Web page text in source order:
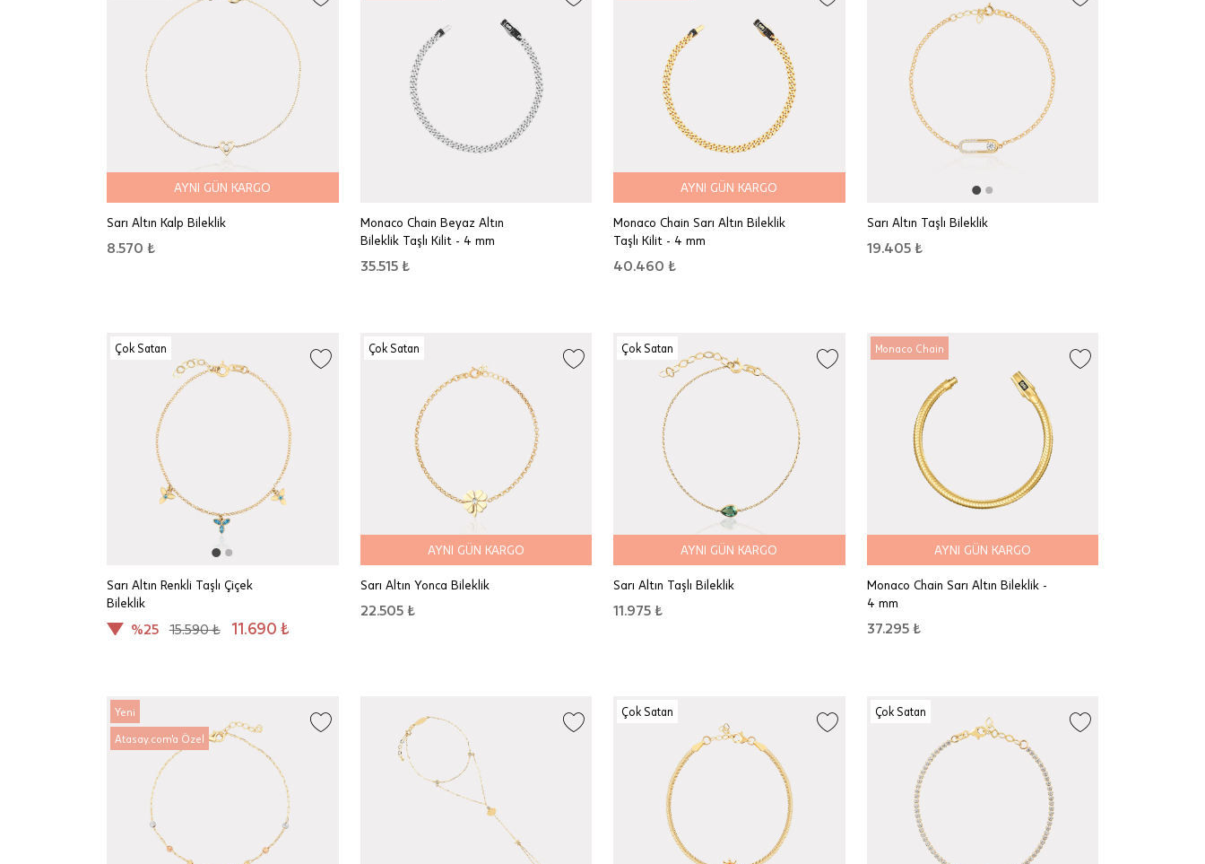
AYNI GÜN KARGO
Sarı Altın Kalp Bileklik
8.570 ₺
Monaco Chain Beyaz Altın
Bileklik Taşlı Kilit - 4 mm
35.515 ₺
AYNI GÜN KARGO
Monaco Chain Sarı Altın Bileklik
Taşlı Kilit - 4 mm
40.460 ₺
Sarı Altın Taşlı Bileklik
19.405 ₺
Çok Satan
Sarı Altın Renkli Taşlı Çiçek
Bileklik
%25 15.590 ₺ 11.690 ₺
Çok Satan
AYNI GÜN KARGO
Sarı Altın Yonca Bileklik
22.505 ₺
Çok Satan
AYNI GÜN KARGO
Sarı Altın Taşlı Bileklik
11.975 ₺
Monaco Chain
AYNI GÜN KARGO
Monaco Chain Sarı Altın Bileklik -
4 mm
37.295 ₺
Yeni
Atasay.com'a Özel
Çok Satan Çok Satan